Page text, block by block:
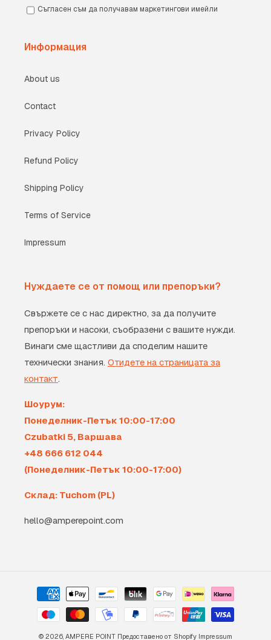
Съгласен съм да получавам маркетингови имейли
Информация
About us
Contact
Privacy Policy
Refund Policy
Shipping Policy
Terms of Service
Impressum
Нуждаете се от помощ или препоръки?
Свържете се с нас директно, за да получите
препоръки и насоки, съобразени с вашите нужди.
Винаги сме щастливи да споделим нашите
технически знания. Отидете на страницата за
контакт.
Шоурум:
Понеделник-Петък 10:00-17:00
Czubatki 5, Варшава
+48 666 612 044
(Понеделник-Петък 10:00-17:00)
Склад: Tuchom (PL)
hello@amperepoint.com
Начини
плащане
© 2026, AMPERE POINT Предоставено от Shopify Impressum